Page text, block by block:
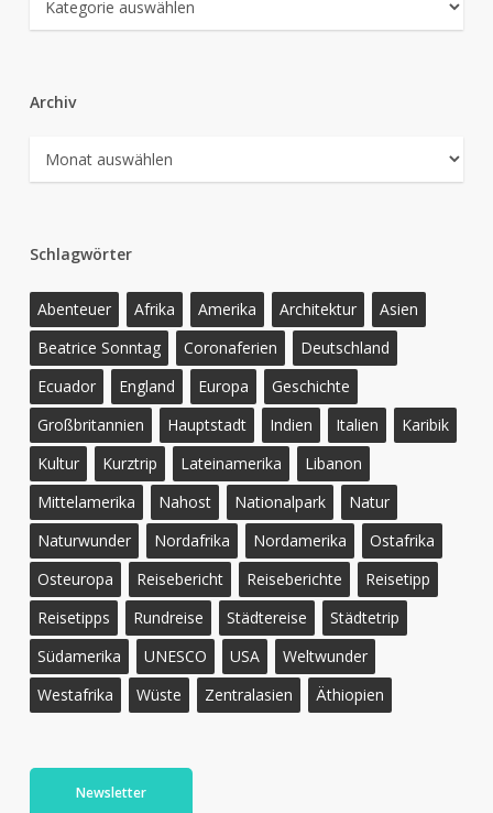
Archiv
Archiv
Schlagwörter
Abenteuer Afrika Amerika Architektur
Asien
Beatrice Sonntag
Coronaferien
Deutschland
Ecuador
England Europa
Geschichte
Großbritannien
Hauptstadt Indien Italien
Karibik
Kultur
Kurztrip Lateinamerika
Libanon
Mittelamerika
Nahost Nationalpark
Natur
Naturwunder
Nordafrika Nordamerika
Ostafrika
Osteuropa
Reisebericht Reiseberichte
Reisetipp
Reisetipps
Rundreise Städtereise
Städtetrip
Südamerika
UNESCO USA
Weltwunder
Westafrika
Wüste Zentralasien Äthiopien
Newsletter